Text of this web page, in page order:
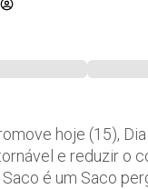
hoje (15),
e reduzir o
é um Saco